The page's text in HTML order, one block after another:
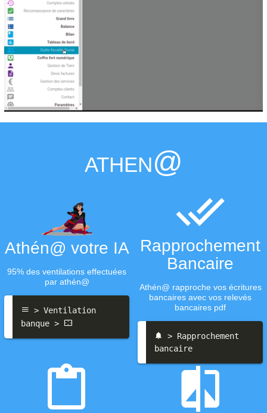
athen@
Athén@ votre IA
95% des ventilations effectuées
par athén@
> Ventilation
banque >
Rapprochement
Bancaire
Athén@ rapproche vos écritures
bancaires avec vos relevés
bancaires pdf
> Rapprochement
bancaire